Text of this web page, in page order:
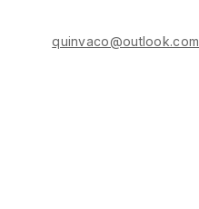
quinvaco@outlook.com